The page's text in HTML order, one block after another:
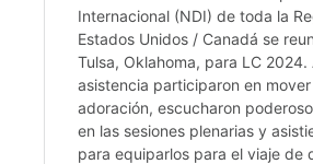
Internacional (NDI) de toda la
Estados Unidos / Canadá se
Tulsa, Oklahoma, para LC 2024.
asistencia participaron en
adoración, escucharon
en las sesiones plenarias y
para equiparlos para el viaje de